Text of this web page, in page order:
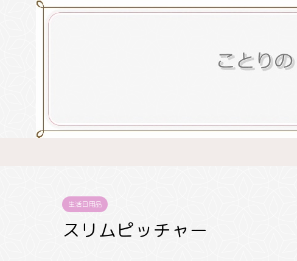
生活日用品
スリムピッチャー